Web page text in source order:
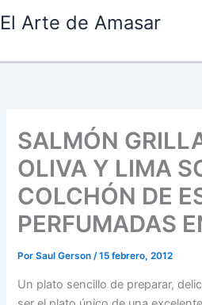
al
El Arte de Amasar
SALMÓN
OLIVA Y LIMA
COLCHÓN DE
PERFUMADAS
PorSaul Gerson/15 febrero, 2012
Un plato sencillo de preparar,